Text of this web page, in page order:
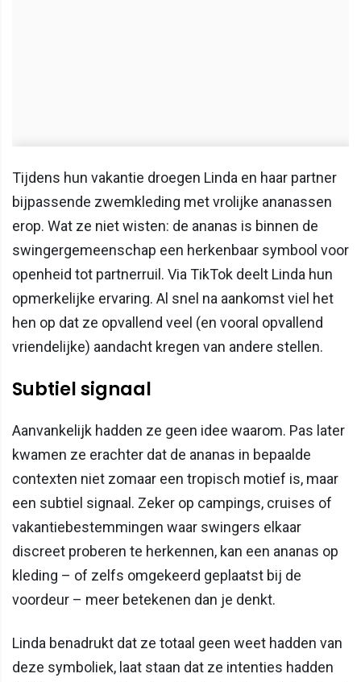
Tijdens hun vakantie droegen Linda en haar partner
bijpassende zwemkleding met vrolijke ananassen
erop. Wat ze niet wisten: de ananas is binnen de
swingergemeenschap een herkenbaar symbool voor
openheid tot partnerruil. Via TikTok deelt Linda hun
opmerkelijke ervaring. Al snel na aankomst viel het
hen op dat ze opvallend veel (en vooral opvallend
vriendelijke) aandacht kregen van andere stellen.
Subtiel signaal
Aanvankelijk hadden ze geen idee waarom. Pas later
kwamen ze erachter dat de ananas in bepaalde
contexten niet zomaar een tropisch motief is, maar
een subtiel signaal. Zeker op campings, cruises of
vakantiebestemmingen waar swingers elkaar
discreet proberen te herkennen, kan een ananas op
kleding – of zelfs omgekeerd geplaatst bij de
voordeur – meer betekenen dan je denkt.
Linda benadrukt dat ze totaal geen weet hadden van
deze symboliek, laat staan dat ze intenties hadden